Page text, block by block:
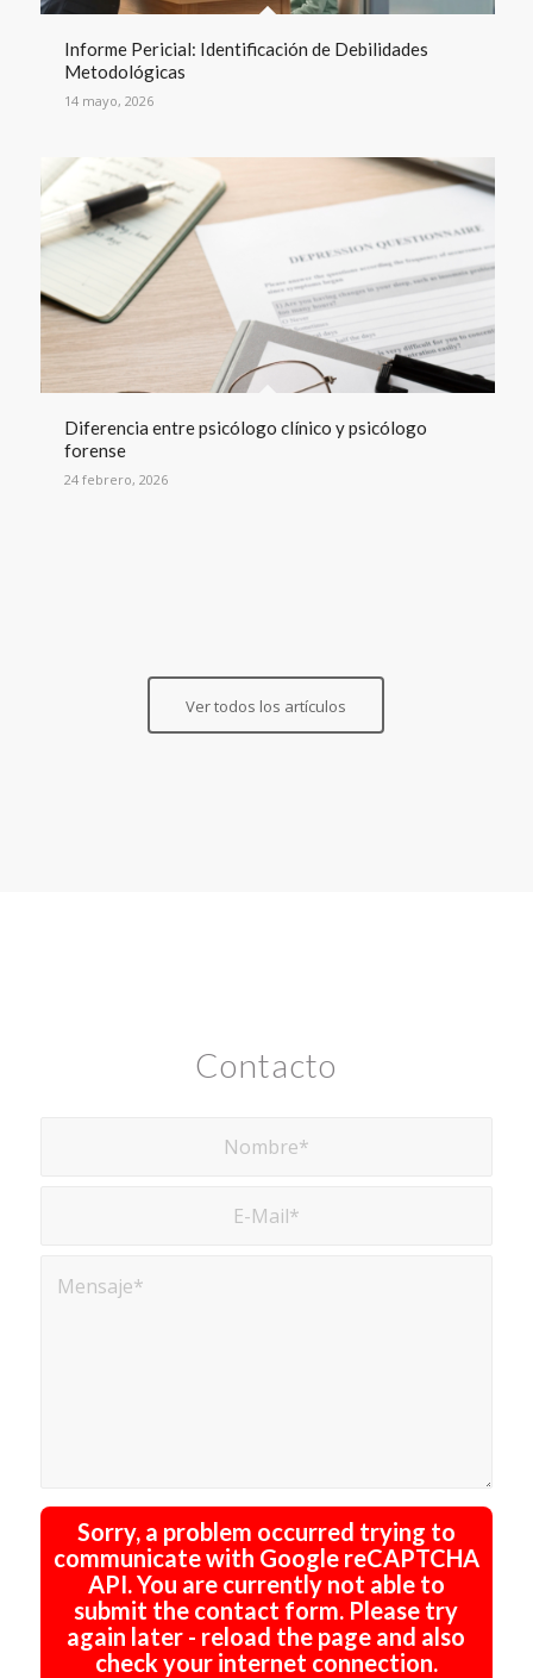
Informe Pericial: Identificación de Debilidades
Metodológicas
14 mayo, 2026
Diferencia entre psicólogo clínico y psicólogo
forense
24 febrero, 2026
Ver todos los artículos
Contacto
Sorry, a problem occurred trying to
communicate with Google reCAPTCHA
API. You are currently not able to
submit the contact form. Please try
again later - reload the page and also
check your internet connection.